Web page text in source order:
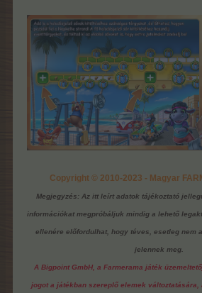
Copyright © 2010-2023 - Magyar
Megjegyzés: Az itt leírt adatok tájékoztató
információkat megpróbáljuk mindig a lehető
ellenére előfordulhat, hogy téves, esetleg nem
jelennek meg.
A Bigpoint GmbH, a Farmerama játék
jogot a játékban szereplő elemek változtatására,